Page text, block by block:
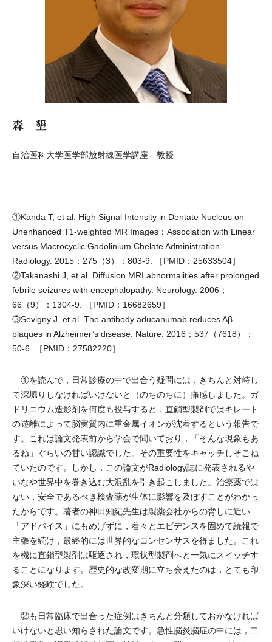
森 墾
自治医科大学医学部放射線医学講座 教授
①Kanda T, et al. High Signal Intensity in Dentate Nucleus on
Unenhanced T1-weighted MR Images：Association with Linear
versus Macrocyclic Gadolinium Chelate Administration.
Radiology. 2015；275（3）：803-9. ［PMID：25633504］
②Takanashi J, et al. Diffusion MRI abnormalities after prolonged
febrile seizures with encephalopathy. Neurology. 2006；
66（9）：1304-9. ［PMID：16682659］
③Sevigny J, et al. The antibody aducanumab reduces Aβ
plaques in Alzheimer’s disease. Nature. 2016；537（7618）：
50-6. ［PMID：27582220］
①を読んで，日常診療の中で出合う疑問には，きちんと対峙し
て深堀りしなければいけないと（のちのちに）痛感しました。ガ
ドリニウム造影剤を何度も投与すると，直鎖型製剤ではキレート
の遊離によって脳実質内に重金属イオンが沈着するという報告で
す。これは論文発表前から学会で聞いており，「そんな現象もあ
るね」ぐらいの甘い認識でした。その重要性をキャッチしそこね
ていたのです。しかし，この論文がRadiology誌に発表されるや
いなや世界中を巻き込む大混乱を引き起こしました。治療薬では
ない，安全であるべき検査薬が生体に影響を及ぼすことがわかっ
たからです。著者の神田知紀先生は製薬会社からの脅しに近い
「アドバイス」にもめげずに，着々とエビデンスを固めて続報で
主張を続け，最終的には世界的なコンセンサスを得ました。これ
を機に直鎖型製剤は駆逐され，環状型製剤へと一気にスイッチす
ることになります。歴史的な改変期に立ち会えたのは，とても印
象深い経験でした。
②も日常臨床で出合った症例はきちんと分類しておかなければ
いけないと思い知らされた論文です。急性脳炎脳症の中には，二